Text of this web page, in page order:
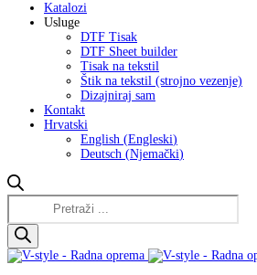
Katalozi
Usluge
DTF Tisak
DTF Sheet builder
Tisak na tekstil
Štik na tekstil (strojno vezenje)
Dizajniraj sam
Kontakt
Hrvatski
English (Engleski)
Deutsch (Njemački)
Products